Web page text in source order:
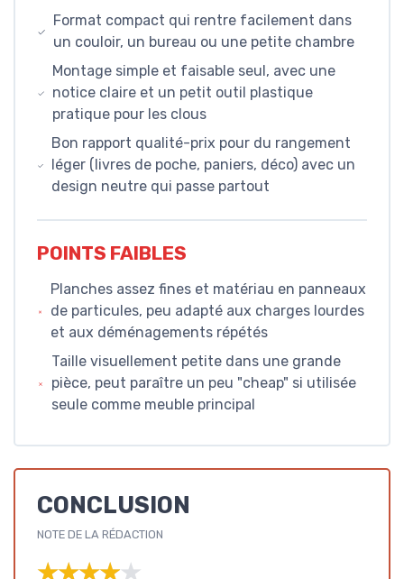
Format compact qui rentre facilement dans
un couloir, un bureau ou une petite chambre
Montage simple et faisable seul, avec une
notice claire et un petit outil plastique
pratique pour les clous
Bon rapport qualité-prix pour du rangement
léger (livres de poche, paniers, déco) avec un
design neutre qui passe partout
POINTS FAIBLES
Planches assez fines et matériau en panneaux
de particules, peu adapté aux charges lourdes
et aux déménagements répétés
Taille visuellement petite dans une grande
pièce, peut paraître un peu "cheap" si utilisée
seule comme meuble principal
CONCLUSION
NOTE DE LA RÉDACTION
★★★★★
★★★★★